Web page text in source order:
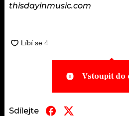
thisdayinmusic.com
Vstoupit do
Sdílejte